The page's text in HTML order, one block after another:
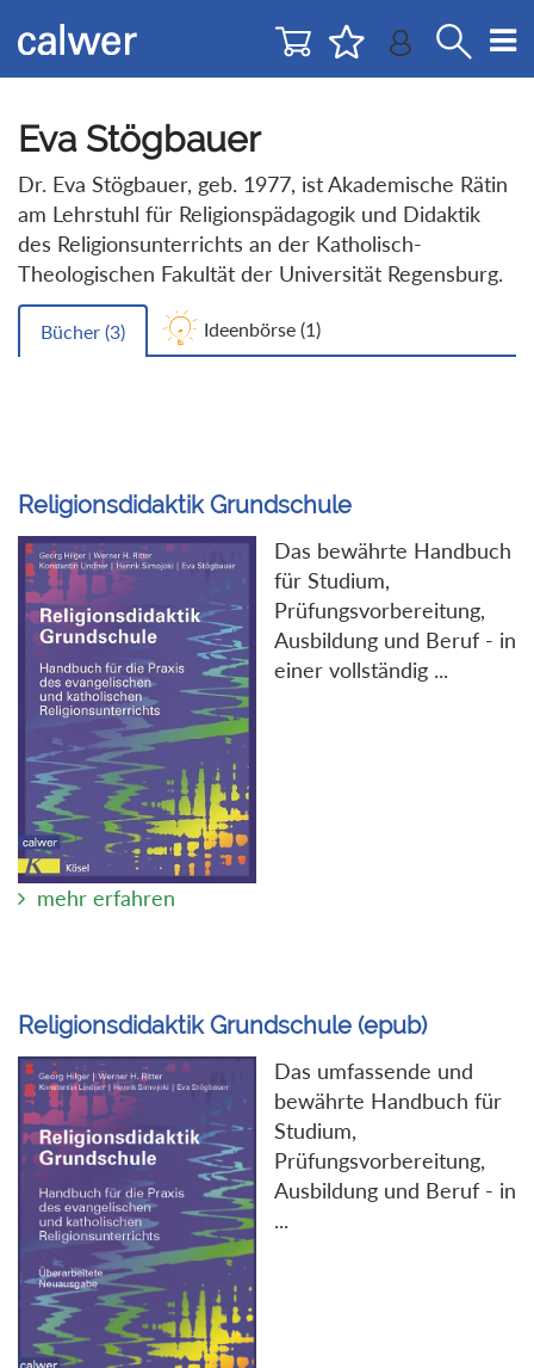
zur
Navigation
zum
Inhalt
Eva Stögbauer
Dr. Eva Stögbauer, geb. 1977, ist Akademische Rätin
am Lehrstuhl für Religionspädagogik und Didaktik
des Religionsunterrichts an der Katholisch-
Theologischen Fakultät der Universität Regensburg.
Bücher (3) Ideenbörse (1)
Religionsdidaktik Grundschule
Das bewährte Handbuch
für Studium,
Prüfungsvorbereitung,
Ausbildung und Beruf - in
einer vollständig ...
mehr erfahren
Religionsdidaktik Grundschule (epub)
Das umfassende und
bewährte Handbuch für
Studium,
Prüfungsvorbereitung,
Ausbildung und Beruf - in
...